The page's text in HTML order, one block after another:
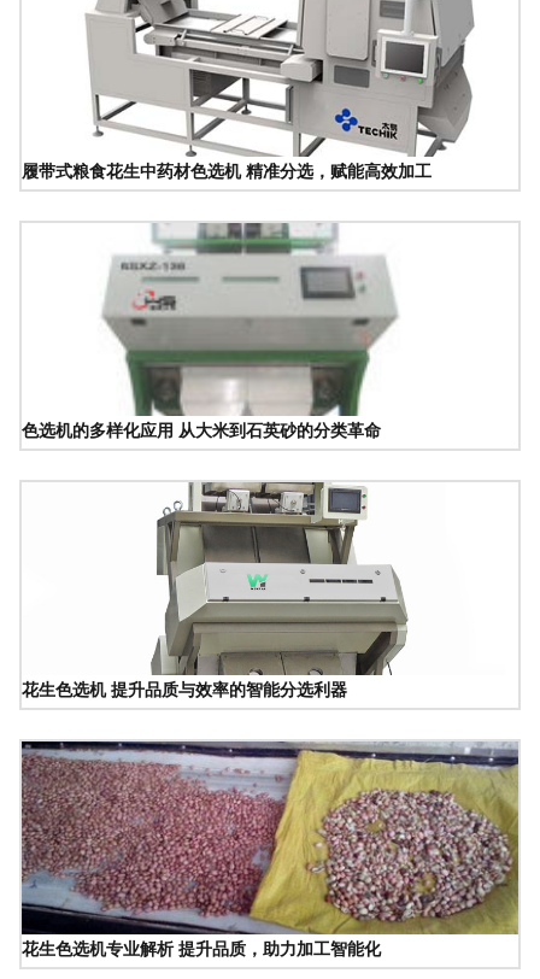
履带式粮食花生中药材色选机 精准分选，赋能高效加工
色选机的多样化应用 从大米到石英砂的分类革命
花生色选机 提升品质与效率的智能分选利器
花生色选机专业解析 提升品质，助力加工智能化